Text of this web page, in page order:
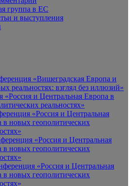
группа в ЕС
и выступления
«Вишеградская Европа и
реальностях: взгляд без иллюзий»
«Россия и Центральная Европа в
реальностях»
«Россия и Центральная
в новых геополитических
«Россия и Центральная
в новых геополитических
«Россия и Центральная
в новых геополитических